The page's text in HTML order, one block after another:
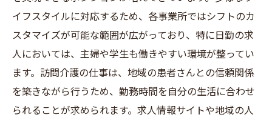
イフスタイルに対応するため、各事業所ではシフトのカ
スタマイズが可能な範囲が広がっており、特に日勤の求
人においては、主婦や学生も働きやすい環境が整ってい
ます。訪問介護の仕事は、地域の患者さんとの信頼関係
を築きながら行うため、勤務時間を自分の生活に合わせ
られることが求められます。求人情報サイトや地域の人